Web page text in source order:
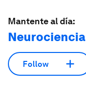
Mantente al día:
Neurociencia
Follow